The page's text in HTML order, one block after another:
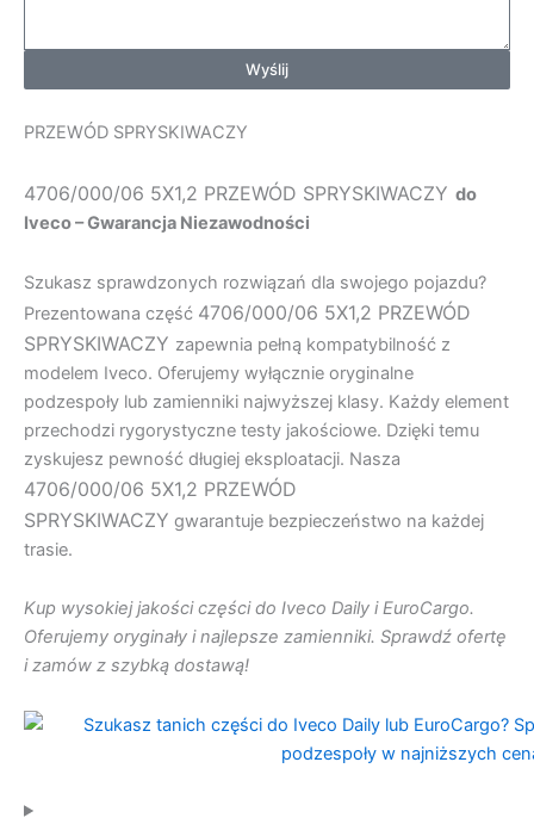
Wyślij
PRZEWÓD SPRYSKIWACZY
4706/000/06 5X1,2 PRZEWÓD SPRYSKIWACZY do
Iveco – Gwarancja Niezawodności
Szukasz sprawdzonych rozwiązań dla swojego pojazdu?
Prezentowana część 4706/000/06 5X1,2 PRZEWÓD
SPRYSKIWACZY zapewnia pełną kompatybilność z
modelem Iveco. Oferujemy wyłącznie oryginalne
podzespoły lub zamienniki najwyższej klasy. Każdy element
przechodzi rygorystyczne testy jakościowe. Dzięki temu
zyskujesz pewność długiej eksploatacji. Nasza
4706/000/06 5X1,2 PRZEWÓD
SPRYSKIWACZY gwarantuje bezpieczeństwo na każdej
trasie.
Kup wysokiej jakości części do Iveco Daily i EuroCargo.
Oferujemy oryginały i najlepsze zamienniki. Sprawdź ofertę
i zamów z szybką dostawą!